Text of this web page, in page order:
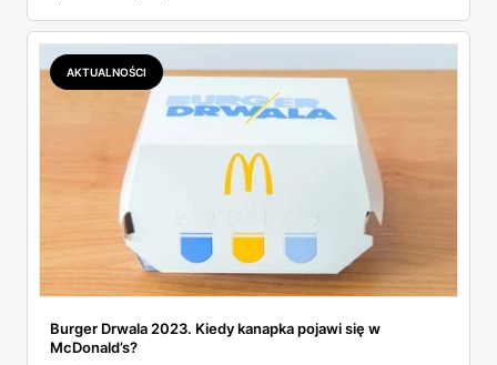
pozycji w menu McDonald’s.
AKTUALNOŚCI
Burger Drwala 2023. Kiedy kanapka pojawi się w
McDonald’s?